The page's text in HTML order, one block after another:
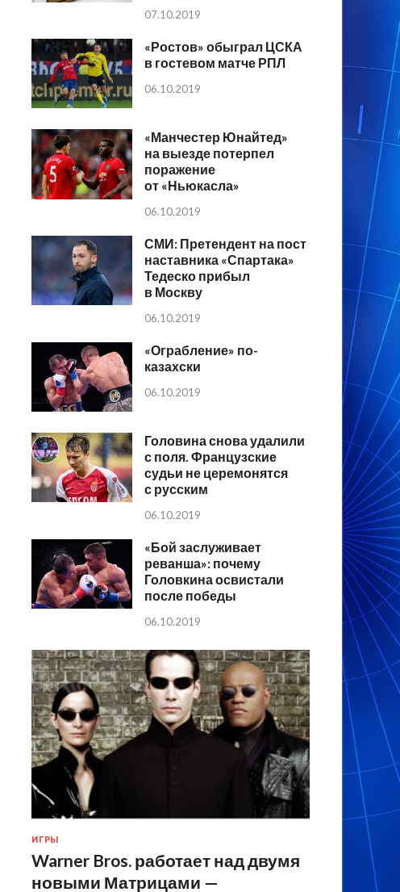
07.10.2019
«Ростов» обыграл ЦСКА
в гостевом матче РПЛ
06.10.2019
«Манчестер Юнайтед»
на выезде потерпел
поражение
от «Ньюкасла»
06.10.2019
СМИ: Претендент на пост
наставника «Спартака»
Тедеско прибыл
в Москву
06.10.2019
«Ограбление» по-
казахски
06.10.2019
Головина снова удалили
с поля. Французские
судьи не церемонятся
с русским
06.10.2019
«Бой заслуживает
реванша»: почему
Головкина освистали
после победы
06.10.2019
ИГРЫ
Warner Bros. работает над двумя
новыми Матрицами —